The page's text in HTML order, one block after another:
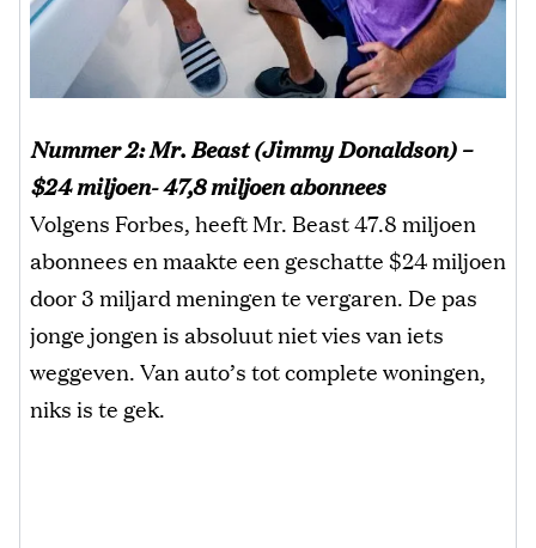
Nummer 2: Mr. Beast (Jimmy Donaldson) –
$24 miljoen- 47,8 miljoen abonnees
Volgens Forbes, heeft Mr. Beast 47.8 miljoen
abonnees en maakte een geschatte $24 miljoen
door 3 miljard meningen te vergaren. De pas
jonge jongen is absoluut niet vies van iets
weggeven. Van auto’s tot complete woningen,
niks is te gek.